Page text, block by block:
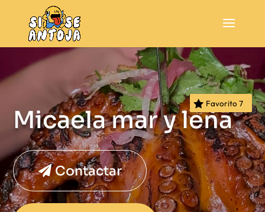
Micaela mar y leña
Favorito7
Contactar